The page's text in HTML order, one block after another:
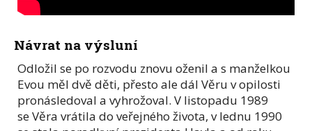
Návrat na výsluní
Odložil se po rozvodu znovu oženil a s manželkou
Evou měl dvě děti, přesto ale dál Věru v opilosti
pronásledoval a vyhrožoval. V listopadu 1989
se Věra vrátila do veřejného života, v lednu 1990